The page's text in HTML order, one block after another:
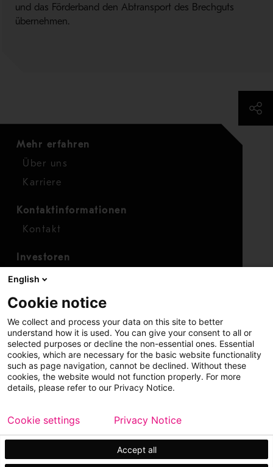
und das Förderband den Abtransport des Brechguts
übernehmen.
Mehr erfahren
Über uns
Karriere
Kontaktinformationen
Kontakt
Investoren
Investorenkalender
Finanzen
Haftungshinweis
Datenschutzerklärung
Markenhinweis
English
Cookie notice
We collect and process your data on this site to better
understand how it is used. You can give your consent to all or
selected purposes or decline the non-essential ones. Essential
cookies, which are necessary for the basic website functionality
such as page navigation, cannot be declined. Without these
cookies, the website would not function properly. For more
details, please refer to our Privacy Notice.
Accept all
Cookie settings Privacy Notice